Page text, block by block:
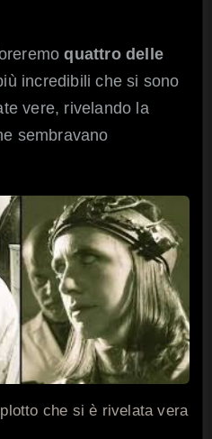
quattro delle
incredibili che si sono
vere, rivelando la
sembravano
che si è rivelata vera